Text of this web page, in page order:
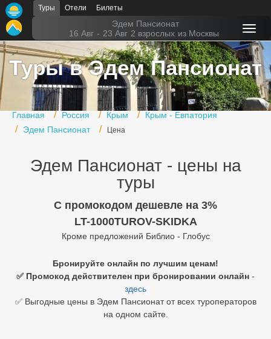
Туры Отели Билеты
Эдем Пансионат
16 Авг - 23 Авг 2 взрослых из Москвы
Туры в Эдем Пансионат
Главная Россия Крым
Крым - Евпатория
Эдем Пансионат
Цена
Эдем Пансионат - цены на
туры
C промокодом дешевле на 3%
LT-1000TUROV-SKIDKA
Кроме предложений Библио - Глобус
Бронируйте онлайн по лучшим ценам!
✅ Промокод действителен при бронировании онлайн -
здесь
✅ Выгодные цены в Эдем Пансионат от всех туроператоров
на одном сайте.
Главная
Горящие туры
Туры в Турцию
Туры в Египет
Помощь